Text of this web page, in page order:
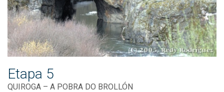
Etapa 5
QUIROGA – A POBRA DO BROLLÓN